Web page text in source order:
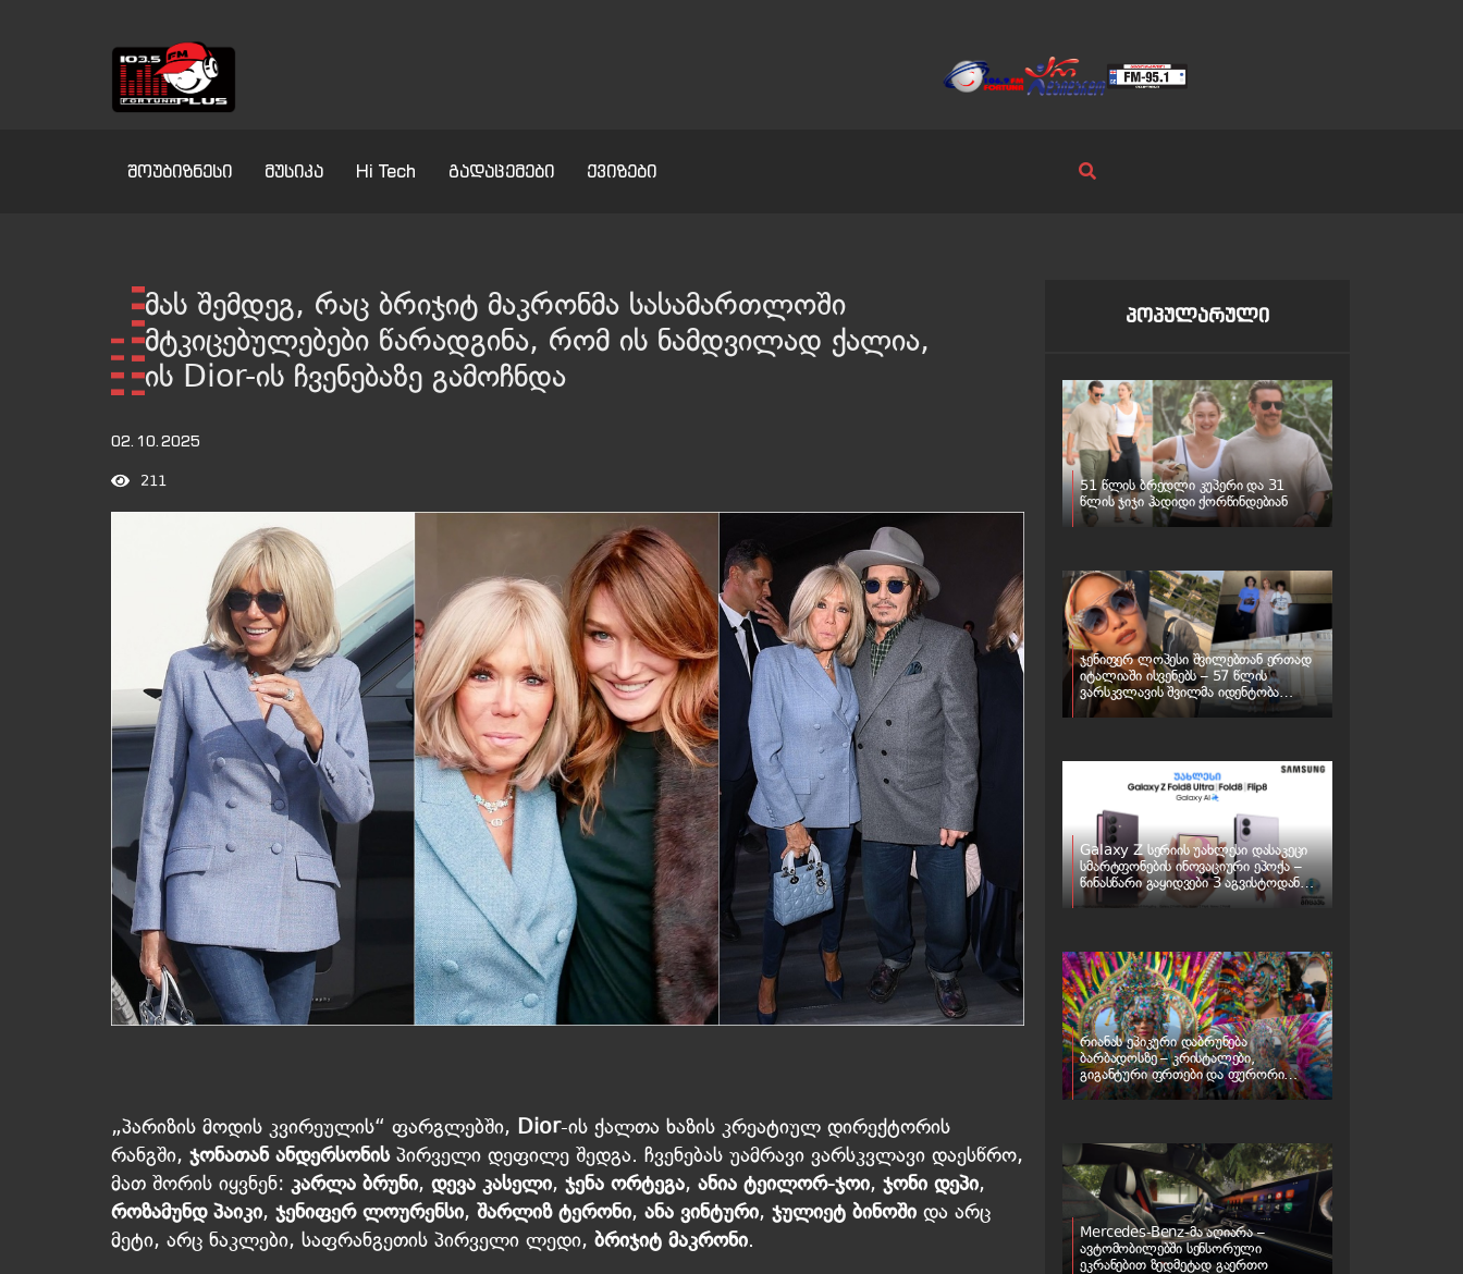
შოუბიზნესი მუსიკა Hi Tech გადაცემები ქვიზები
მას შემდეგ, რაც ბრიჯიტ მაკრონმა სასამართლოში
მტკიცებულებები წარადგინა, რომ ის ნამდვილად ქალია,
ის Dior-ის ჩვენებაზე გამოჩნდა
02.10.2025
211
„პარიზის მოდის კვირეულის“ ფარგლებში, Dior-ის ქალთა ხაზის კრეატიულ დირექტორის
რანგში, ჯონათან ანდერსონისპირველი დეფილე შედგა. ჩვენებას უამრავი ვარსკვლავი დაესწრო,
მათ შორის იყვნენ: კარლა ბრუნი, დევა კასელი, ჯენა ორტეგა, ანია ტეილორ-ჯოი, ჯონი დეპი,
როზამუნდ პაიკი, ჯენიფერ ლოურენსი, შარლიზ ტერონი, ანა ვინტური, ჯულიეტ ბინოში და არც
მეტი, არც ნაკლები, საფრანგეთის პირველი ლედი, ბრიჯიტ მაკრონი.
პოპულარული
51 წლის ბრედლი კუპერი და 31
წლის ჯიჯი ჰადიდი ქორწინდებიან
ჯენიფერ ლოპესი შვილებთან ერთად
იტალიაში ისვენებს – 57 წლის
ვარსკვლავის შვილმა იდენტობა
შეიცვალა
Galaxy Z სერიის უახლესი დასაკეცი
სმარტფონების ინოვაციური ეპოქა –
წინასწარი გაყიდვები 3 აგვისტოდან
იწყება
რიანას ეპიკური დაბრუნება
ბარბადოსზე – კრისტალები,
გიგანტური ფრთები და ფურორი
კარნავალზე
Mercedes-Benz-მა აღიარა –
ავტომობილებში სენსორული
ეკრანებით ზედმეტად გაერთო